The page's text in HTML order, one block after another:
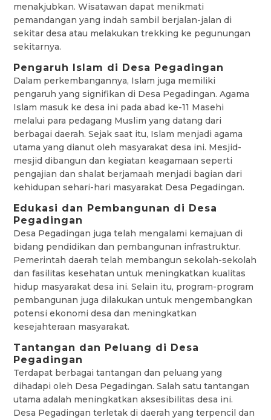
menakjubkan. Wisatawan dapat menikmati
pemandangan yang indah sambil berjalan-jalan di
sekitar desa atau melakukan trekking ke pegunungan
sekitarnya.
Pengaruh Islam di Desa Pegadingan
Dalam perkembangannya, Islam juga memiliki
pengaruh yang signifikan di Desa Pegadingan. Agama
Islam masuk ke desa ini pada abad ke-11 Masehi
melalui para pedagang Muslim yang datang dari
berbagai daerah. Sejak saat itu, Islam menjadi agama
utama yang dianut oleh masyarakat desa ini. Mesjid-
mesjid dibangun dan kegiatan keagamaan seperti
pengajian dan shalat berjamaah menjadi bagian dari
kehidupan sehari-hari masyarakat Desa Pegadingan.
Edukasi dan Pembangunan di Desa
Pegadingan
Desa Pegadingan juga telah mengalami kemajuan di
bidang pendidikan dan pembangunan infrastruktur.
Pemerintah daerah telah membangun sekolah-sekolah
dan fasilitas kesehatan untuk meningkatkan kualitas
hidup masyarakat desa ini. Selain itu, program-program
pembangunan juga dilakukan untuk mengembangkan
potensi ekonomi desa dan meningkatkan
kesejahteraan masyarakat.
Tantangan dan Peluang di Desa
Pegadingan
Terdapat berbagai tantangan dan peluang yang
dihadapi oleh Desa Pegadingan. Salah satu tantangan
utama adalah meningkatkan aksesibilitas desa ini.
Desa Pegadingan terletak di daerah yang terpencil dan